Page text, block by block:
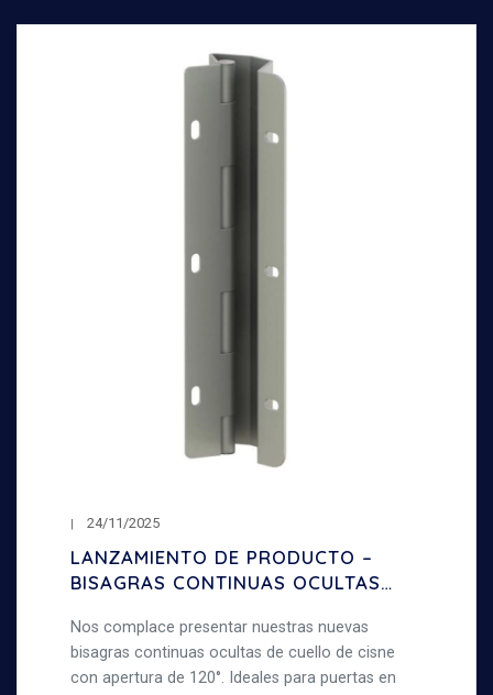
24/11/2025
LANZAMIENTO DE PRODUCTO –
BISAGRAS CONTINUAS OCULTAS
120°
Nos complace presentar nuestras nuevas
bisagras continuas ocultas de cuello de cisne
con apertura de 120°. Ideales para puertas en